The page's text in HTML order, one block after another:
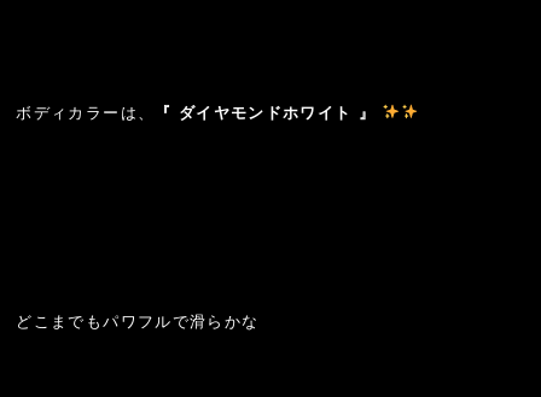
ボディカラーは、 『 ダイヤモンドホワイト 』
どこまでもパワフルで滑らかな